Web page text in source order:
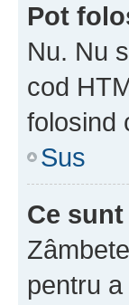
Pot
Nu. Nu
cod
folosind
Sus
Ce
pentru